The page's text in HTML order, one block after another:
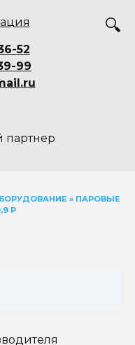
52
99
партнер
» ПАРОВЫЕ
Р